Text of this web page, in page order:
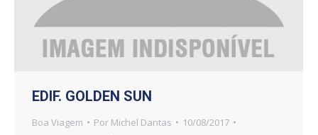
EDIF. GOLDEN SUN
Boa Viagem Por Michel Dantas
10/08/2017